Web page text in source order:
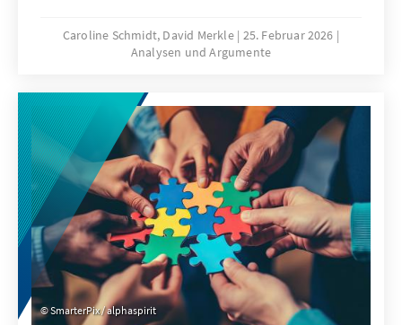
seine Grenzen, was die gezielte Anwerbung
ausländischer Fach- und Arbeitskräfte auf
Deutschland und Europa könnte mit China ein
neuer Wettbewerber im globalen Wettbewerb
um Talente entstehen.
Caroline Schmidt, David Merkle 25. Februar 2026
Analysen und Argumente
SmarterPix / alphaspirit